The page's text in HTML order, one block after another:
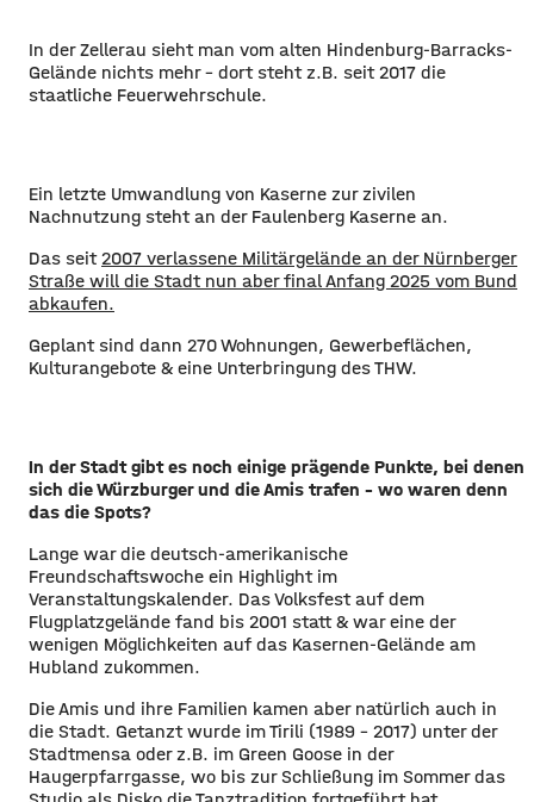
In der Zellerau sieht man vom alten Hindenburg-Barracks-
Gelände nichts mehr - dort steht z.B. seit 2017 die
staatliche Feuerwehrschule.
Ein letzte Umwandlung von Kaserne zur zivilen
Nachnutzung steht an der Faulenberg Kaserne an.
Das seit2007 verlassene Militärgelände an der Nürnberger
Straße will die Stadt nun aber final Anfang 2025 vom Bund
abkaufen.
Geplant sind dann 270 Wohnungen, Gewerbeflächen,
Kulturangebote & eine Unterbringung des THW.
In der Stadt gibt es noch einige prägende Punkte, bei denen
sich die Würzburger und die Amis trafen - wo waren denn
das die Spots?
Lange war die deutsch-amerikanische
Freundschaftswoche ein Highlight im
Veranstaltungskalender. Das Volksfest auf dem
Flugplatzgelände fand bis 2001 statt & war eine der
wenigen Möglichkeiten auf das Kasernen-Gelände am
Hubland zukommen.
Die Amis und ihre Familien kamen aber natürlich auch in
die Stadt. Getanzt wurde im Tirili (1989 - 2017) unter der
Stadtmensa oder z.B. im Green Goose in der
Haugerpfarrgasse, wo bis zur Schließung im Sommer das